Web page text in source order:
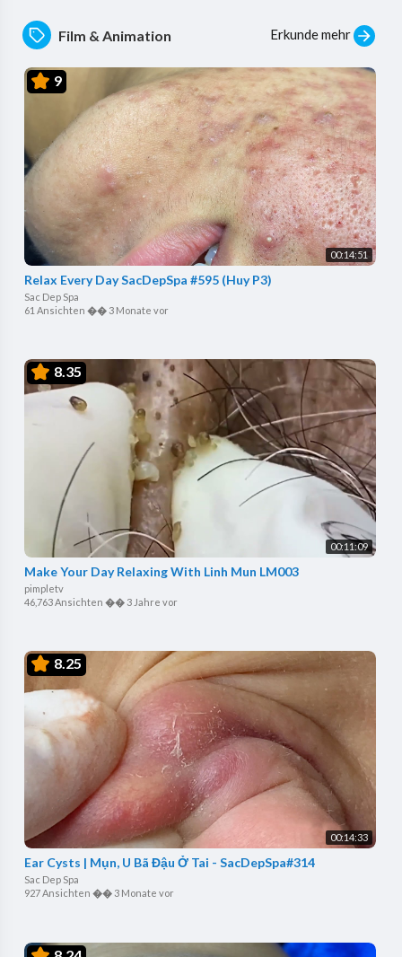
Film & Animation Erkunde mehr
9
00:14:51
Relax Every Day SacDepSpa #595 (Huy P3)
Sac Dep Spa
61 Ansichten �� 3 Monate vor
8.35
00:11:09
Make Your Day Relaxing With Linh Mun LM003
pimpletv
46,763 Ansichten �� 3 Jahre vor
8.25
00:14:33
Ear Cysts | Mụn, U Bã Đậu Ở Tai - SacDepSpa#314
Sac Dep Spa
927 Ansichten �� 3 Monate vor